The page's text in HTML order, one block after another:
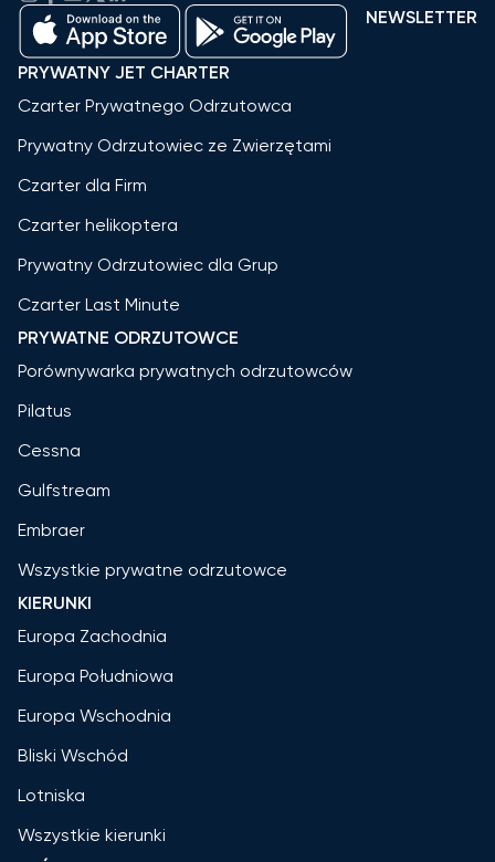
NEWSLETTER
PRYWATNY JET CHARTER
Czarter Prywatnego Odrzutowca
Prywatny Odrzutowiec ze Zwierzętami
Czarter dla Firm
Czarter helikoptera
Prywatny Odrzutowiec dla Grup
Czarter Last Minute
PRYWATNE ODRZUTOWCE
Porównywarka prywatnych odrzutowców
Pilatus
Cessna
Gulfstream
Embraer
Wszystkie prywatne odrzutowce
KIERUNKI
Europa Zachodnia
Europa Południowa
Europa Wschodnia
Bliski Wschód
Lotniska
Wszystkie kierunki